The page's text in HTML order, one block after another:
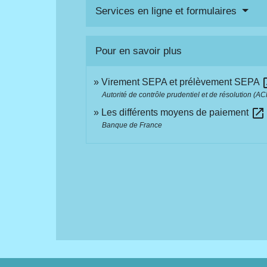
Services en ligne et formulaires
Pour en savoir plus
Virement SEPA et prélèvement SEPA
Autorité de contrôle prudentiel et de résolution
Les différents moyens de paiement open_in_new
Banque de France